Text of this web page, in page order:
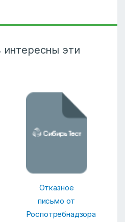
эти
Отказное
письмо от
Роспотребнадзора